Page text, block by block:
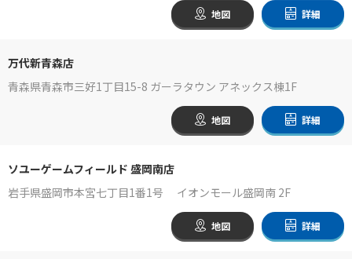
地図 詳細
万代新青森店
青森県青森市三好1丁目15-8 ガーラタウン アネックス棟1F
地図 詳細
ソユーゲームフィールド 盛岡南店
岩手県盛岡市本宮七丁目1番1号 イオンモール盛岡南 2F
地図 詳細